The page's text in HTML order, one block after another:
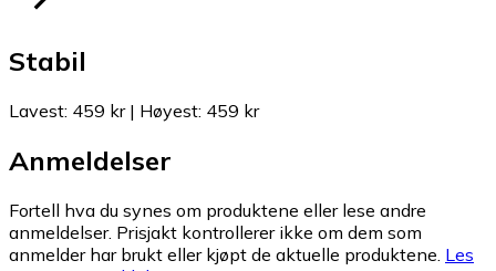
Stabil
Lavest: 459 kr| Høyest: 459 kr
Anmeldelser
Fortell hva du synes om produktene eller lese andre
anmeldelser. Prisjakt kontrollerer ikke om dem som
anmelder har brukt eller kjøpt de aktuelle produktene. Les